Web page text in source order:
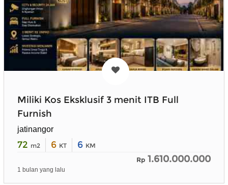
Miliki Kos Eksklusif 3 menit ITB Full
Furnish
jatinangor
72 m2 6 KT 6 KM
Rp 1.610.000.000
1 bulan yang lalu